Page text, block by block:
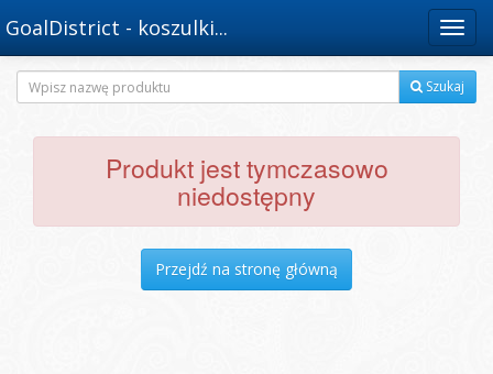
Menu
GoalDistrict - koszulki...
Szukaj
Produkt jest tymczasowo
niedostępny
Przejdź na stronę główną